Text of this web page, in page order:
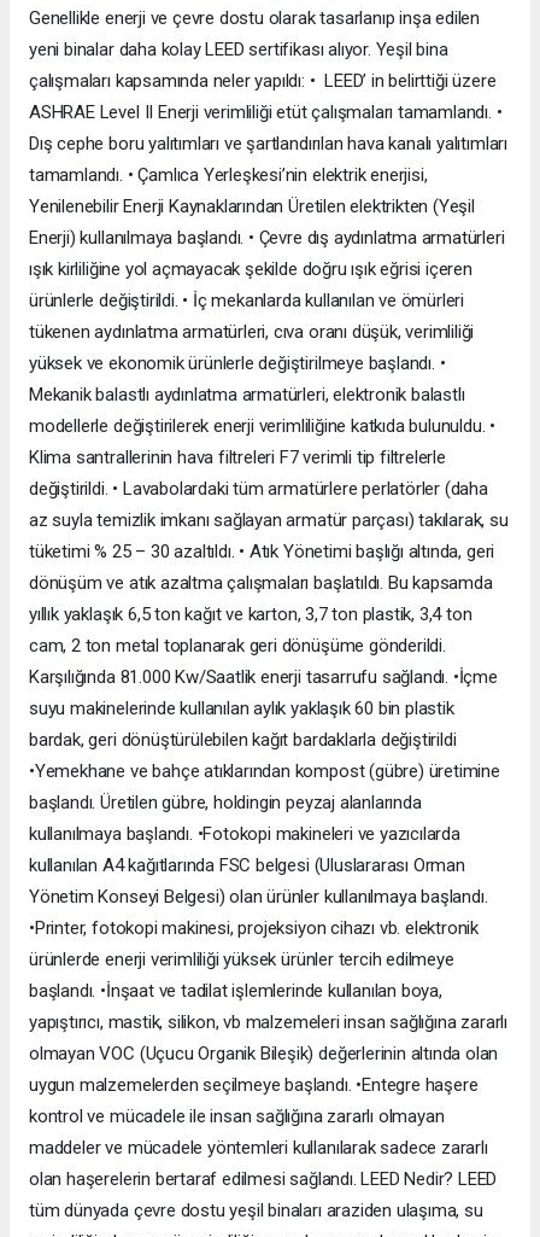
Genellikle enerji ve çevre dostu olarak tasarlanıp inşa edilen
yeni binalar daha kolay LEED sertifikası alıyor. Yeşil bina
çalışmaları kapsamında neler yapıldı: • LEED’ in belirttiği üzere
ASHRAE Level II Enerji verimliliği etüt çalışmaları tamamlandı. •
Dış cephe boru yalıtımları ve şartlandırılan hava kanalı yalıtımları
tamamlandı. • Çamlıca Yerleşkesi’nin elektrik enerjisi,
Yenilenebilir Enerji Kaynaklarından Üretilen elektrikten (Yeşil
Enerji) kullanılmaya başlandı. • Çevre dış aydınlatma armatürleri
ışık kirliliğine yol açmayacak şekilde doğru ışık eğrisi içeren
ürünlerle değiştirildi. • İç mekanlarda kullanılan ve ömürleri
tükenen aydınlatma armatürleri, cıva oranı düşük, verimliliği
yüksek ve ekonomik ürünlerle değiştirilmeye başlandı. •
Mekanik balastlı aydınlatma armatürleri, elektronik balastlı
modellerle değiştirilerek enerji verimliliğine katkıda bulunuldu. •
Klima santrallerinin hava filtreleri F7 verimli tip filtrelerle
değiştirildi. • Lavabolardaki tüm armatürlere perlatörler (daha
az suyla temizlik imkanı sağlayan armatür parçası) takılarak, su
tüketimi % 25 – 30 azaltıldı. • Atık Yönetimi başlığı altında, geri
dönüşüm ve atık azaltma çalışmaları başlatıldı. Bu kapsamda
yıllık yaklaşık 6,5 ton kağıt ve karton, 3,7 ton plastik, 3,4 ton
cam, 2 ton metal toplanarak geri dönüşüme gönderildi.
Karşılığında 81.000 Kw/Saatlik enerji tasarrufu sağlandı. •İçme
suyu makinelerinde kullanılan aylık yaklaşık 60 bin plastik
bardak, geri dönüştürülebilen kağıt bardaklarla değiştirildi
•Yemekhane ve bahçe atıklarından kompost (gübre) üretimine
başlandı. Üretilen gübre, holdingin peyzaj alanlarında
kullanılmaya başlandı. •Fotokopi makineleri ve yazıcılarda
kullanılan A4 kağıtlarında FSC belgesi (Uluslararası Orman
Yönetim Konseyi Belgesi) olan ürünler kullanılmaya başlandı.
•Printer, fotokopi makinesi, projeksiyon cihazı vb. elektronik
ürünlerde enerji verimliliği yüksek ürünler tercih edilmeye
başlandı. •İnşaat ve tadilat işlemlerinde kullanılan boya,
yapıştırıcı, mastik, silikon, vb malzemeleri insan sağlığına zararlı
olmayan VOC (Uçucu Organik Bileşik) değerlerinin altında olan
uygun malzemelerden seçilmeye başlandı. •Entegre haşere
kontrol ve mücadele ile insan sağlığına zararlı olmayan
maddeler ve mücadele yöntemleri kullanılarak sadece zararlı
olan haşerelerin bertaraf edilmesi sağlandı. LEED Nedir? LEED
tüm dünyada çevre dostu yeşil binaları araziden ulaşıma, su